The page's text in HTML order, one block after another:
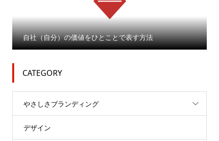
自社（自分）の価値をひとことで表す方法
CATEGORY
やさしさブランディング
デザイン